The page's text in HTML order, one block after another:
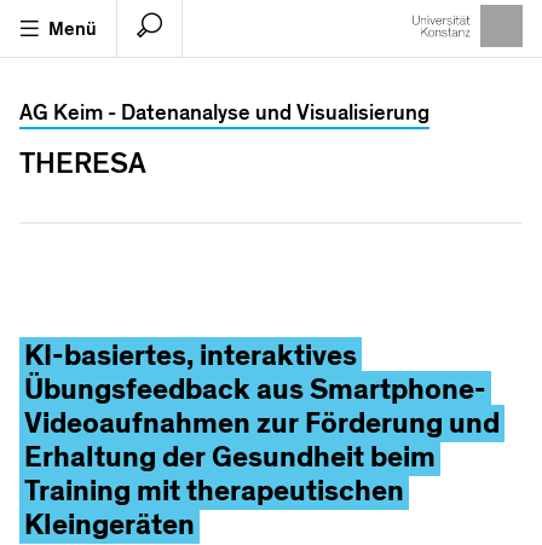
Menü
AG Keim - Datenanalyse und Visualisierung
THERESA
KI-basiertes, interaktives
Übungsfeedback aus Smartphone-
Videoaufnahmen zur Förderung und
Erhaltung der Gesundheit beim
Training mit therapeutischen
Kleingeräten
Seitensuche
Suchergebisse
VORSCHLÄGE
KIM
KIM Serviceverbund
Kimografie
Kim-Claude Meyer